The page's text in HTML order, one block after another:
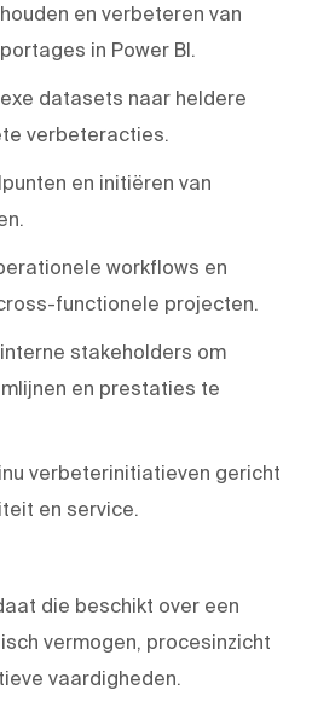
en verbeteren van
in Power BI.
datasets naar heldere
verbeteracties.
en initiëren van
workflows en
functionele projecten.
stakeholders om
en prestaties te
verbeterinitiatieven gericht
en service.
die beschikt over een
vermogen, procesinzicht
vaardigheden.